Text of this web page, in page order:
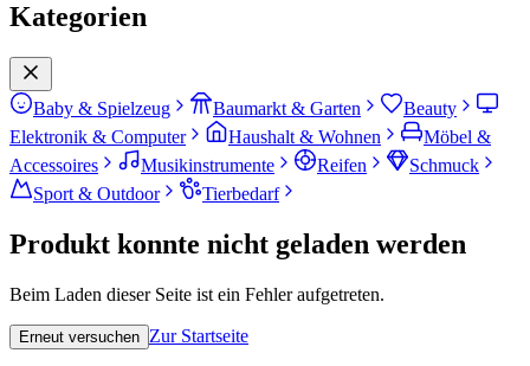
Kategorien
Baby & Spielzeug Baumarkt & Garten
Beauty
Elektronik & Computer
Haushalt & Wohnen
Möbel &
Accessoires
Musikinstrumente Reifen
Schmuck
Sport & Outdoor
Tierbedarf
Produkt konnte nicht geladen werden
Beim Laden dieser Seite ist ein Fehler aufgetreten.
Erneut versuchen Zur Startseite